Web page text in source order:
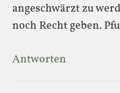
angeschwärzt zu
noch Recht geben.
Antworten